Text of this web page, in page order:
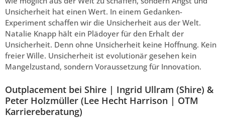
Unsicherheit hat einen Wert. In einem Gedanken-
Experiment schaffen wir die Unsicherheit aus der Welt.
Natalie Knapp hält ein Plädoyer für den Erhalt der
Unsicherheit. Denn ohne Unsicherheit keine Hoffnung. Kein
freier Wille. Unsicherheit ist evolutionär gesehen kein
Mangelzustand, sondern Voraussetzung für Innovation.
Outplacement bei Shire | Ingrid Ullram (Shire) &
Peter Holzmüller (Lee Hecht Harrison | OTM
Karriereberatung)